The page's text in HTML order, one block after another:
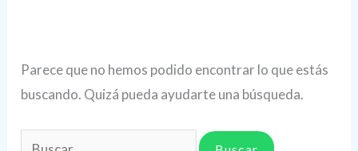
Parece que no hemos podido encontrar lo que estás
buscando. Quizá pueda ayudarte una búsqueda.
Buscar